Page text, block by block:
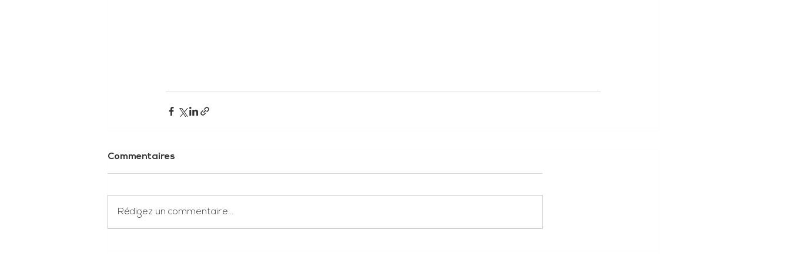
Commentaires
Rédigez un commentaire...